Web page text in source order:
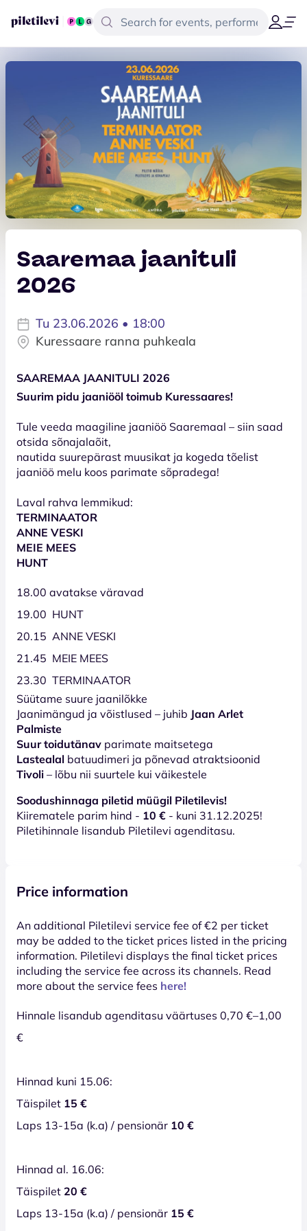
Saaremaa jaanituli
2026
Tu 23.06.2026 • 18:00
Kuressaare ranna puhkeala
SAAREMAA JAANITULI 2026
Suurim pidu jaaniööl toimub Kuressaares!
Tule veeda maagiline jaaniöö Saaremaal – siin saad
otsida sõnajalaõit,
nautida suurepärast muusikat ja kogeda tõelist
jaaniöö melu koos parimate sõpradega!
Laval rahva lemmikud:
TERMINAATOR
ANNE VESKI
MEIE MEES
HUNT
18.00 avatakse väravad
19.00 HUNT
20.15 ANNE VESKI
21.45 MEIE MEES
23.30 TERMINAATOR
Süütame suure jaanilõkke
Jaanimängud ja võistlused – juhib Jaan Arlet
Palmiste
Suur toidutänav parimate maitsetega
Lastealal batuudimeri ja põnevad atraktsioonid
Tivoli – lõbu nii suurtele kui väikestele
Soodushinnaga piletid müügil Piletilevis!
Kiirematele parim hind - 10 € - kuni 31.12.2025!
Piletihinnale lisandub Piletilevi agenditasu.
Price information
An additional Piletilevi service fee of €2 per ticket
may be added to the ticket prices listed in the pricing
information. Piletilevi displays the final ticket prices
including the service fee across its channels. Read
more about the service fees here!
Hinnale lisandub agenditasu väärtuses 0,70 €–1,00
€
Hinnad kuni 15.06:
Täispilet 15 €
Laps 13-15a (k.a) / pensionär 10 €
Hinnad al. 16.06:
Täispilet 20 €
Laps 13-15a (k.a) / pensionär 15 €